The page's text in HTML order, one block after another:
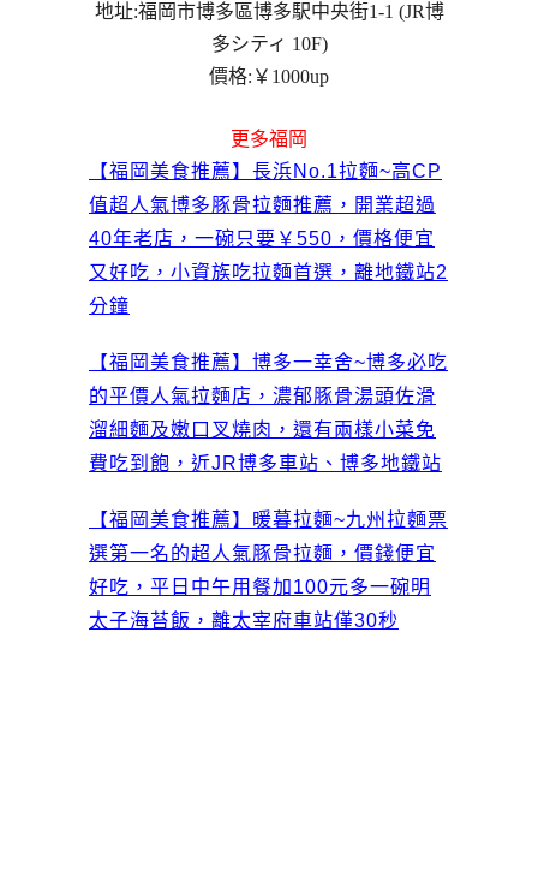
地址:福岡市博多區博多駅中央街1-1 (JR博
多シティ 10F)
價格:￥1000up
更多福岡
【福岡美食推薦】長浜No.1拉麵~高CP
值超人氣博多豚骨拉麵推薦，開業超過
40年老店，一碗只要￥550，價格便宜
又好吃，小資族吃拉麵首選，離地鐵站2
分鐘
【福岡美食推薦】博多一幸舍~博多必吃
的平價人氣拉麵店，濃郁豚骨湯頭佐滑
溜細麵及嫩口叉燒肉，還有兩樣小菜免
費吃到飽，近JR博多車站、博多地鐵站
【福岡美食推薦】暖暮拉麵~九州拉麵票
選第一名的超人氣豚骨拉麵，價錢便宜
好吃，平日中午用餐加100元多一碗明
太子海苔飯，離太宰府車站僅30秒